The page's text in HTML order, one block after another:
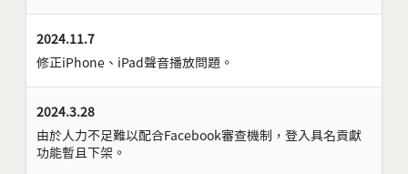
2024.11.7
修正iPhone、iPad聲音播放問題。
2024.3.28
由於人力不足難以配合Facebook審查機制，登入具名貢獻
功能暫且下架。